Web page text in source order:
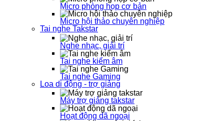
Micro phòng họp cơ bản
Micro hội thảo chuyên nghiệp
Tai nghe Takstar
Nghe nhạc, giải trí
Tai nghe kiểm âm
Tai nghe Gaming
Loa di động - trợ giảng
Máy trợ giảng takstar
Hoạt động dã ngoại